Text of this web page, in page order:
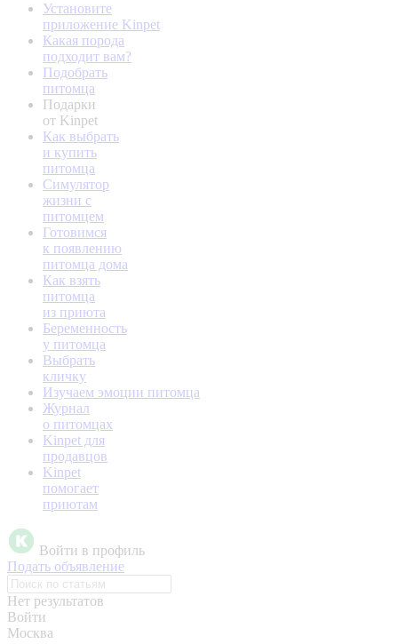
Установите
приложение Kinpet
Какая порода
подходит вам?
Подобрать
питомца
Подарки
от Kinpet
Как выбрать
и купить
питомца
Симулятор
жизни с
питомцем
Готовимся
к появлению
питомца дома
Как взять
питомца
из приюта
Беременность
у питомца
Выбрать
кличку
Изучаем эмоции питомца
Журнал
о питомцах
Kinpet для
продавцов
Kinpet
помогает
приютам
Войти в профиль
Подать объявление
Нет результатов
Войти
Москва